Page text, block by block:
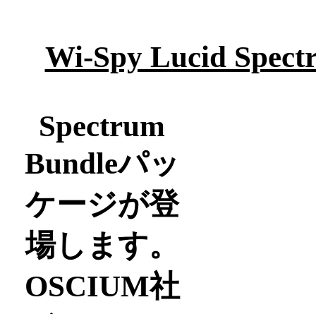
Wi-Spy Lucid
Spectrum
Bundleパッ
ケージが登
場します。
OSCIUM社